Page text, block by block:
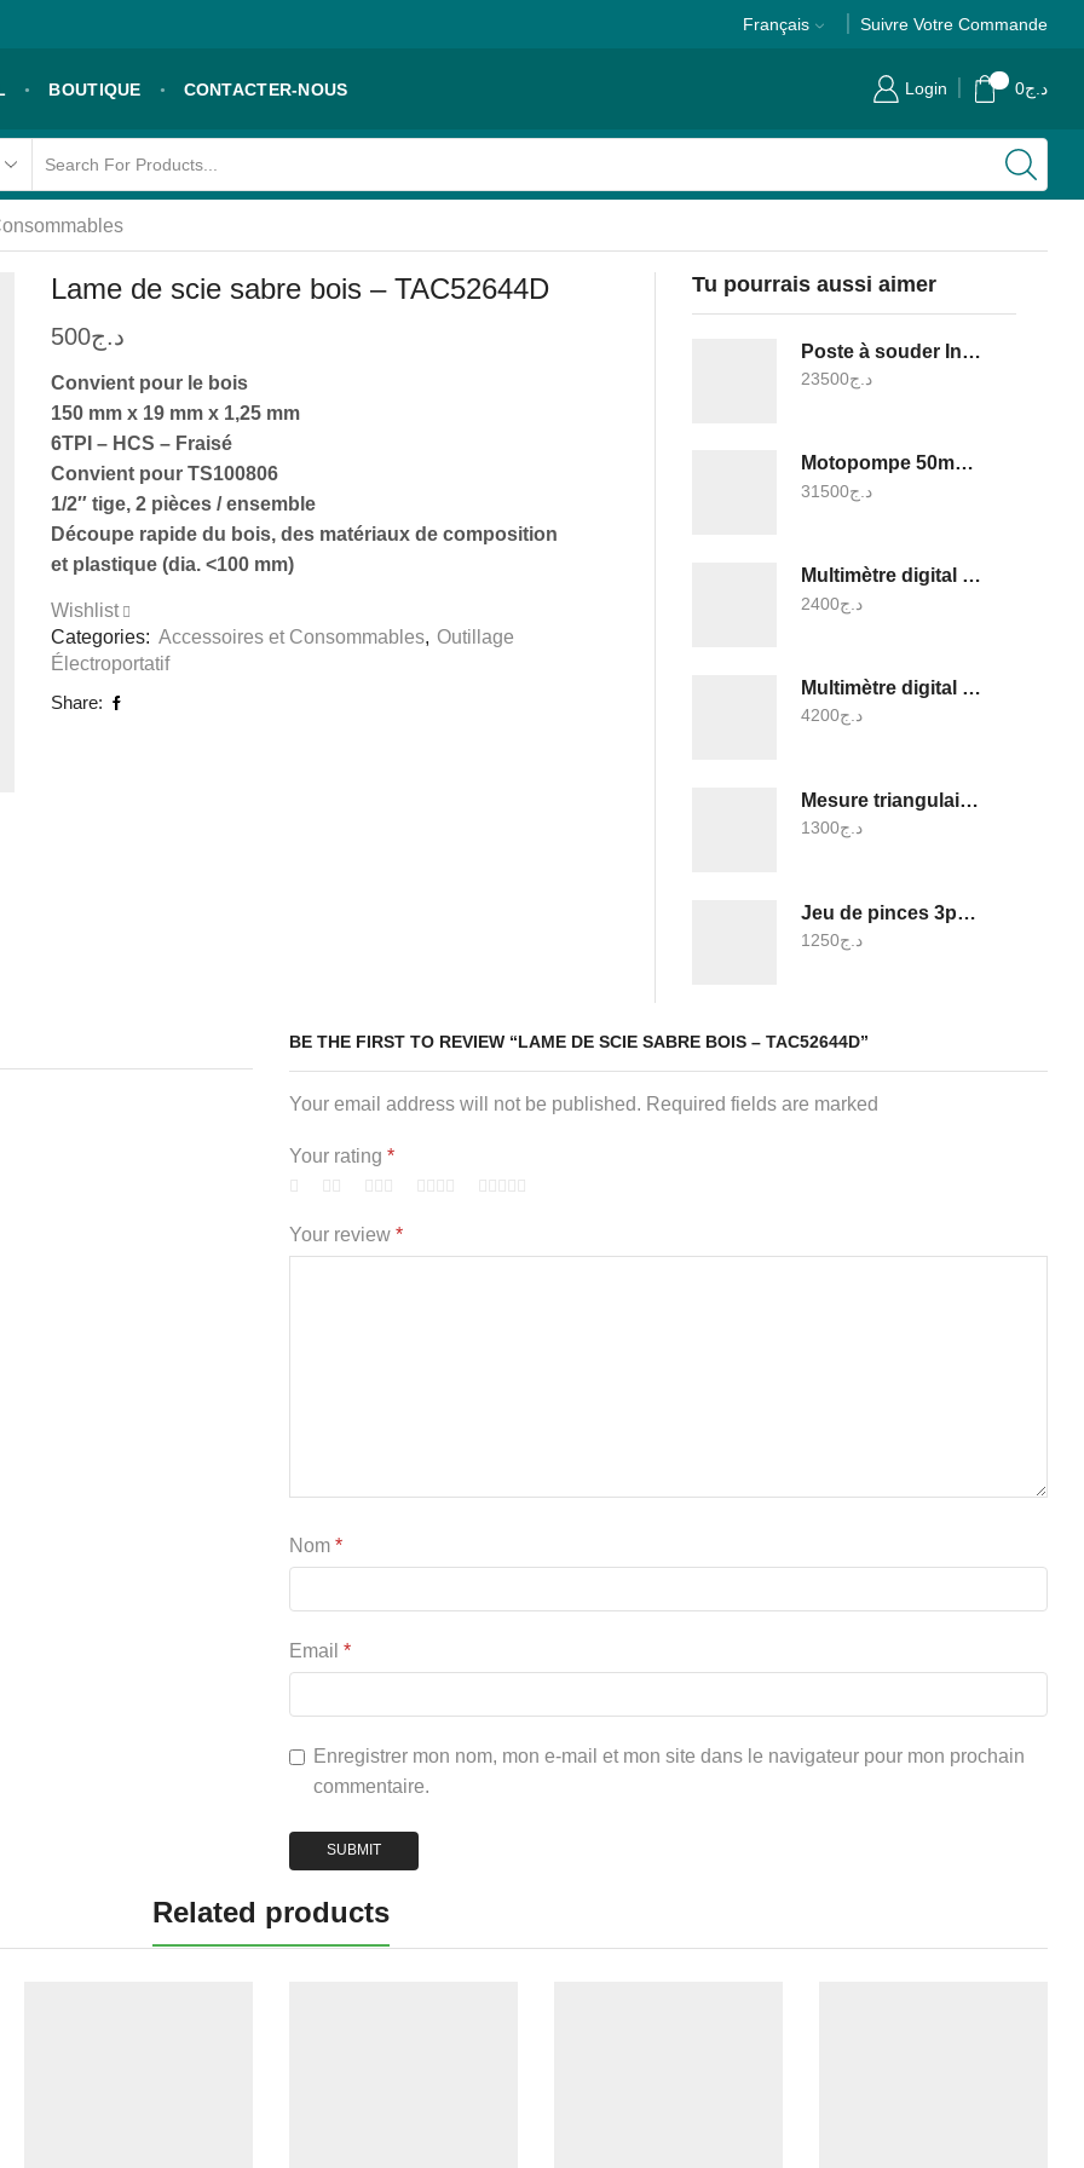
Français Suivre Votre Commande
BOUTIQUE CONTACTER-NOUS Login د.ج0
Lame de scie sabre bois – TAC52644D
د.ج500
Convient pour le bois
150 mm x 19 mm x 1,25 mm
6TPI – HCS – Fraisé
Convient pour TS100806
1/2″ tige, 2 pièces / ensemble
Découpe rapide du bois, des matériaux de composition
et plastique (dia. <100 mm)
Wishlist
Categories: Accessoires et Consommables, Outillage
Électroportatif
Share:
Tu pourrais aussi aimer
Poste à souder Inverter MMA 160A - TW21605
د.ج23500
Motopompe 50mm - TP3202
د.ج31500
Multimètre digital - TMT460012
د.ج2400
Multimètre digital 1000v - TMT47503
د.ج4200
Mesure triangulaire a niveau a bulle - TMT646003
د.ج1300
Jeu de pinces 3pcs - THT1K0311
د.ج1250
BE THE FIRST TO REVIEW “LAME DE SCIE SABRE BOIS – TAC52644D”
Your email address will not be published. Required fields are marked
Your rating *
Your review *
Nom *
Email *
Enregistrer mon nom, mon e-mail et mon site dans le navigateur pour mon prochain
commentaire.
Related products